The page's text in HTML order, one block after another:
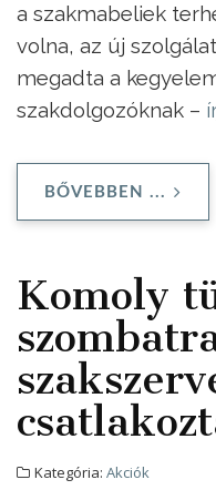
a szakmabeliek
volna, az új
megadta a
szakdolgozóknak –
BŐVEBBEN ...
Komoly
Kategória: Akciók